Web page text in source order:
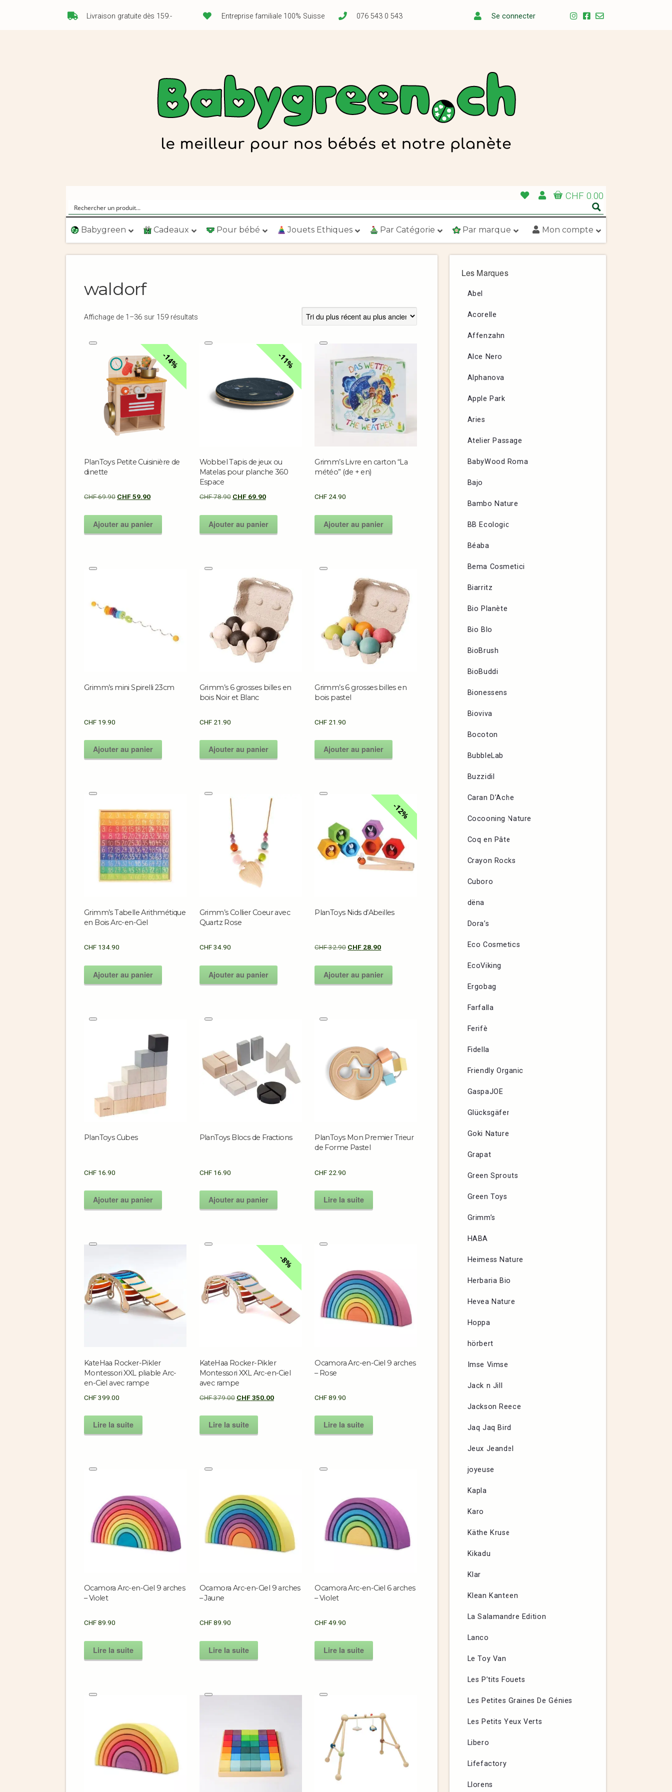
Livraison gratuite dès 159.- Entreprise familiale 100% Suisse 076 543 0 543 Se connecter
CHF 0.00
Babygreen Cadeaux Pour bébé Jouets Ethiques Par Catégorie Par marque Mon compte
waldorf
Affichage de 1–36 sur 159 résultats
14%
PlanToys Petite Cuisinière de
dinette
CHF69.90 CHF59.90
Ajouter au panier
11%
Wobbel Tapis de jeux ou
Matelas pour planche 360
Espace
CHF78.90 CHF69.90
Ajouter au panier
Grimm’s Livre en carton “La
météo” (de + en)
CHF 24.90
Ajouter au panier
Grimm’s mini Spirelli 23cm
CHF 19.90
Ajouter au panier
Grimm’s 6 grosses billes en
bois Noir et Blanc
CHF21.90
Ajouter au panier
Grimm’s 6 grosses billes en
bois pastel
CHF 21.90
Ajouter au panier
Grimm’s Tabelle Arithmétique
en Bois Arc-en-Ciel
CHF 134.90
Ajouter au panier
Grimm’s Collier Coeur avec
Quartz Rose
CHF34.90
Ajouter au panier
12%
PlanToys Nids d’Abeilles
CHF32.90 CHF 28.90
Ajouter au panier
PlanToys Cubes
CHF 16.90
Ajouter au panier
PlanToys Blocs de Fractions
CHF16.90
Ajouter au panier
PlanToys Mon Premier Trieur
de Forme Pastel
CHF 22.90
Lire la suite
KateHaa Rocker-Pikler
Montessori XXL pliable Arc-
en-Ciel avec rampe
CHF399.00
Lire la suite
8%
KateHaa Rocker-Pikler
Montessori XXL Arc-en-Ciel
avec rampe
CHF379.00 CHF350.00
Lire la suite
Ocamora Arc-en-Ciel 9 arches
– Rose
CHF89.90
Lire la suite
Ocamora Arc-en-Ciel 9 arches
– Violet
CHF89.90
Lire la suite
Ocamora Arc-en-Ciel 9 arches
– Jaune
CHF89.90
Lire la suite
Ocamora Arc-en-Ciel 6 arches
– Violet
CHF49.90
Lire la suite
Les Marques
Abel
Acorelle
Affenzahn
Alce Nero
Alphanova
Apple Park
Aries
Atelier Passage
BabyWood Roma
Bajo
Bambo Nature
BB Ecologic
Béaba
Bema Cosmetici
Biarritz
Bio Planète
Bio Blo
BioBrush
BioBuddi
Bionessens
Bioviva
Bocoton
BubbleLab
Buzzidil
Caran D’Ache
Cocooning Nature
Coq en Pâte
Crayon Rocks
Cuboro
dëna
Dora’s
Eco Cosmetics
EcoViking
Ergobag
Farfalla
Ferifè
Fidella
Friendly Organic
GaspaJOE
Glücksgäfer
Goki Nature
Grapat
Green Sprouts
Green Toys
Grimm’s
HABA
Heimess Nature
Herbaria Bio
Hevea Nature
Hoppa
hörbert
Imse Vimse
Jack n Jill
Jackson Reece
Jaq Jaq Bird
Jeux Jeandel
joyeuse
Kapla
Karo
Käthe Kruse
Kikadu
Klar
Klean Kanteen
La Salamandre Edition
Lanco
Le Toy Van
Les P’tits Fouets
Les Petites Graines De Génies
Les Petits Yeux Verts
Libero
Lifefactory
Llorens